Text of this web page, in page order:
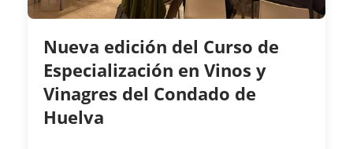
Nueva edición del Curso de
Especialización en Vinos y
Vinagres del Condado de
Huelva